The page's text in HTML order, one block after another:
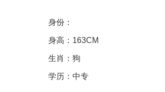
身份：
身高：163CM
生肖：狗
学历：中专